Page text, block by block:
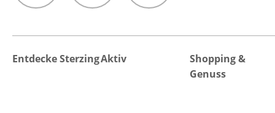
Entdecke SterzingAktiv
Shopping &
Genuss